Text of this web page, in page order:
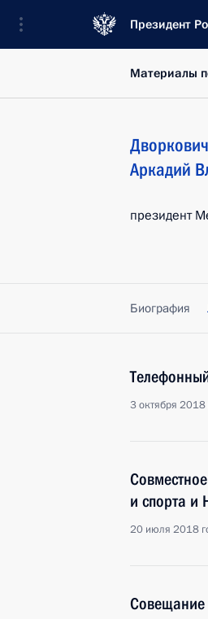
Президент
Материалы
Дворкович
Аркадий
президент
Биография
3 октября
и спорта и
20 июля 2018
Совещание